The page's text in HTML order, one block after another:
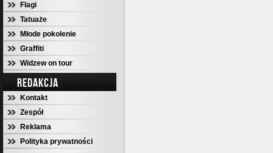
Flagi
Tatuaże
Młode pokolenie
Graffiti
Widzew on tour
REDAKCJA
Kontakt
Zespół
Reklama
Polityka prywatności